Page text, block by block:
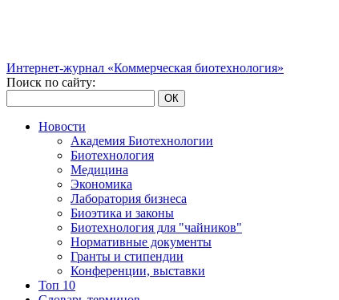
Интернет-журнал «Коммерческая биотехнология»
Поиск по сайту:
ОК
Новости
Академия Биотехнологии
Биотехнология
Медицина
Экономика
Лаборатория бизнеса
Биоэтика и законы
Биотехнология для "чайников"
Нормативные документы
Гранты и стипендии
Конференции, выставки
Топ 10